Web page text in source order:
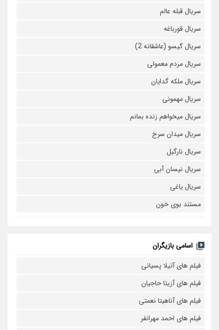
سریال قبله عالم
سریال قورباغه
سریال گیسو (عاشقانه 2)
سریال مردم معمولی
سریال ملکه گدایان
سریال مهمونی
سریال میخواهم زنده بمانم
سریال میدان سرخ
سریال نارگیل
سریال نیسان آبی
سریال یاغی
مستند بوی خون
اسامی بازیگران
فیلم های آتیلا پسیانی
فیلم های آزیتا حاجیان
فیلم های آناهیتا نعمتی
فیلم های احمد مهرانفر